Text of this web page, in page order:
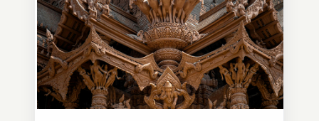
experiencia de viaje completamente
diferente.